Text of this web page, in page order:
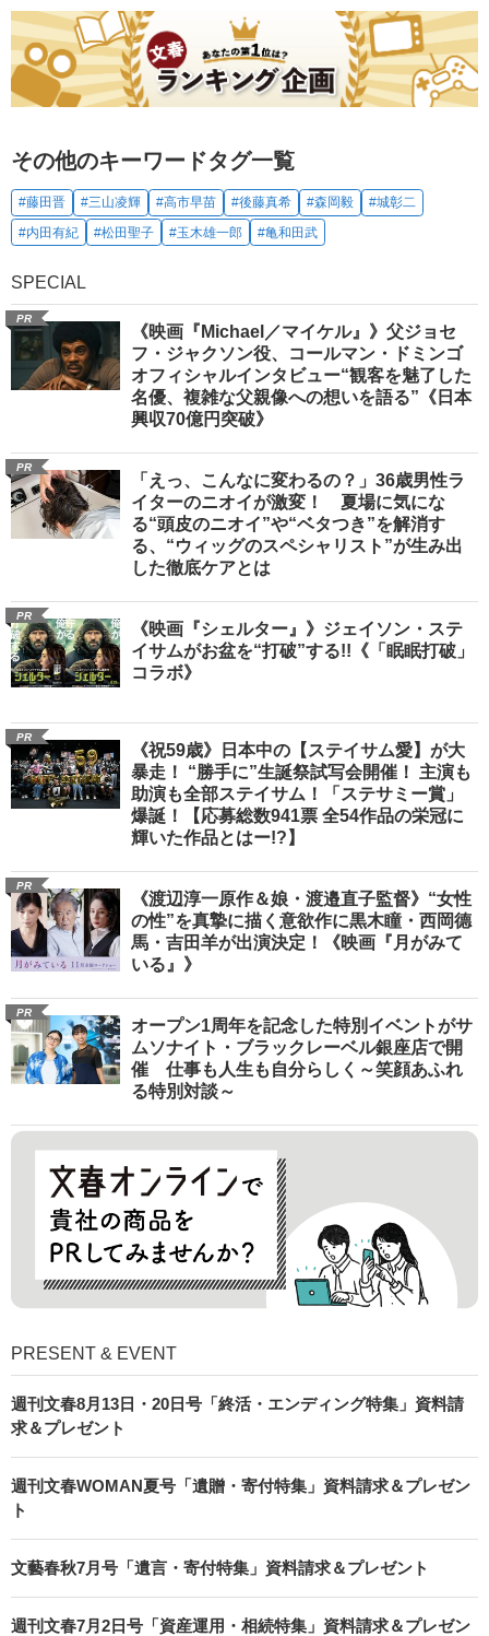
その他のキーワードタグ一覧
#藤田晋 #三山凌輝 #高市早苗 #後藤真希 #森岡毅
#城彰二
#内田有紀
#松田聖子 #玉木雄一郎 #亀和田武
SPECIAL
PR
《映画『Michael／マイケル』》父ジョセ
フ・ジャクソン役、コールマン・ドミンゴ
オフィシャルインタビュー“観客を魅了した
名優、複雑な父親像への想いを語る”《日本
興収70億円突破》
PR
「えっ、こんなに変わるの？」36歳男性ラ
イターのニオイが激変！ 夏場に気にな
る“頭皮のニオイ”や“ベタつき”を解消す
る、“ウィッグのスペシャリスト”が生み出
した徹底ケアとは
PR
《映画『シェルター』》ジェイソン・ステ
イサムがお盆を“打破”する!!《「眠眠打破」
コラボ》
PR
《祝59歳》日本中の【ステイサム愛】が大
暴走！ “勝手に”生誕祭試写会開催！ 主演も
助演も全部ステイサム！「ステサミー賞」
爆誕！【応募総数941票 全54作品の栄冠に
輝いた作品とはー!?】
PR
《渡辺淳一原作＆娘・渡邉直子監督》“女性
の性”を真摯に描く意欲作に黒木瞳・西岡德
馬・吉田羊が出演決定！《映画『月がみて
いる』》
PR
オープン1周年を記念した特別イベントがサ
ムソナイト・ブラックレーベル銀座店で開
催 仕事も人生も自分らしく～笑顔あふれ
る特別対談～
PRESENT & EVENT
週刊文春8月13日・20日号「終活・エンディング特集」資料請
求＆プレゼント
週刊文春WOMAN夏号「遺贈・寄付特集」資料請求＆プレゼン
ト
文藝春秋7月号「遺言・寄付特集」資料請求＆プレゼント
週刊文春7月2日号「資産運用・相続特集」資料請求＆プレゼン